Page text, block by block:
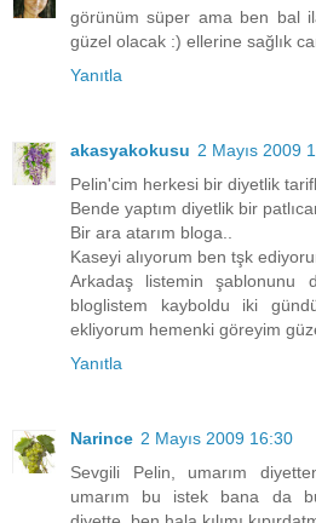
görünüm süper ama ben bal
güzel olacak :) ellerine sağlık
Yanıtla
akasyakokusu 2 Mayıs 2009
Pelin'cim herkesi bir diyetlik
Bende yaptım diyetlik bir
Bir ara atarım bloga..
Kaseyi alıyorum ben tşk
Arkadaş listemin şablonunu
bloglistem kayboldu iki
ekliyorum hemenki göreyim
Yanıtla
Narince 2 Mayıs 2009 16:30
Sevgili Pelin, umarım
umarım bu istek bana da